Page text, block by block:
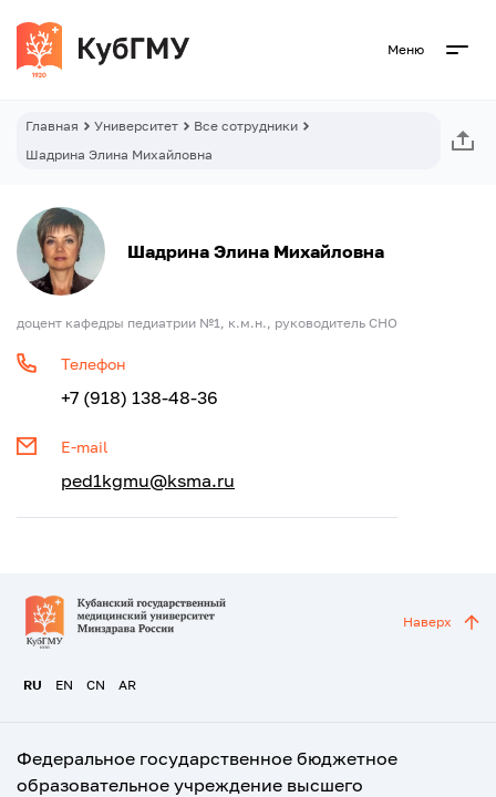
Меню
Главная Университет
Все сотрудники
Шадрина Элина Михайловна
Шадрина Элина Михайловна
доцент кафедры педиатрии №1, к.м.н., руководитель СНО
Телефон
+7 (918) 138-48-36
E-mail
ped1kgmu@ksma.ru
RU EN CN AR
Наверх
Федеральное государственное бюджетное
образовательное учреждение высшего